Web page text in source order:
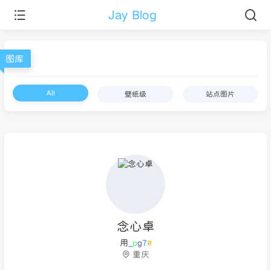
Jay Blog
图库
All 壁纸级 站点图片
念心卓
h ><]h
重庆